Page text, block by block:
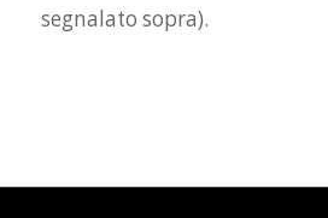
segnalato sopra).